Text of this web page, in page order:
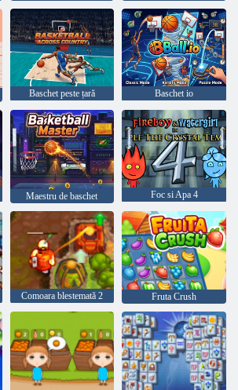
Baschet peste țară Baschet io
Maestru de baschet Foc si Apa 4
Comoara blestemată 2 Fruta Crush